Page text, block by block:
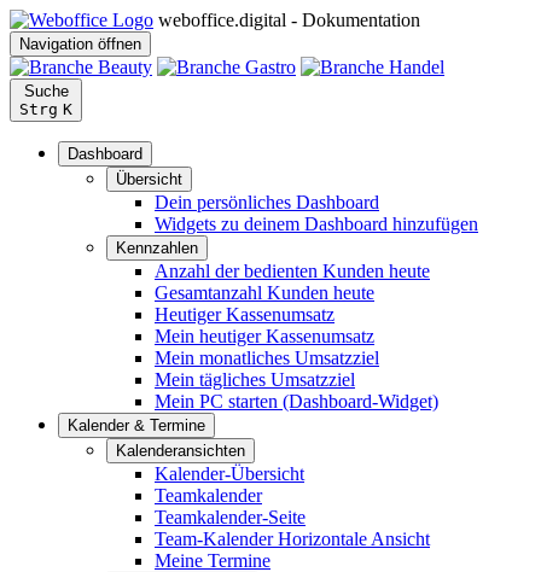
weboffice.digital - Dokumentation
Navigation öffnen
Suche
Strg K
Dashboard
Übersicht
Dein persönliches Dashboard
Widgets zu deinem Dashboard hinzufügen
Kennzahlen
Anzahl der bedienten Kunden heute
Gesamtanzahl Kunden heute
Heutiger Kassenumsatz
Mein heutiger Kassenumsatz
Mein monatliches Umsatzziel
Mein tägliches Umsatzziel
Mein PC starten (Dashboard-Widget)
Kalender & Termine
Kalenderansichten
Kalender-Übersicht
Teamkalender
Teamkalender-Seite
Team-Kalender Horizontale Ansicht
Meine Termine